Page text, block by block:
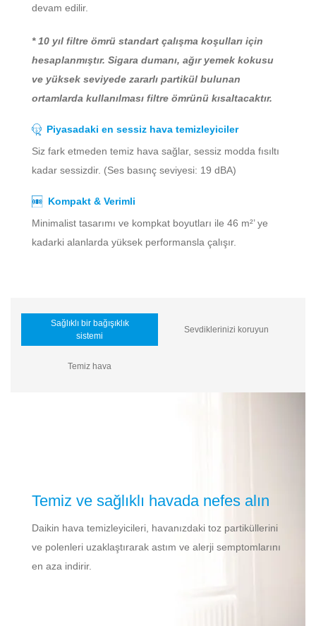
devam edilir.
* 10 yıl filtre ömrü standart çalışma koşulları için
hesaplanmıştır. Sigara dumanı, ağır yemek kokusu
ve yüksek seviyede zararlı partikül bulunan
ortamlarda kullanılması filtre ömrünü kısaltacaktır.
Piyasadaki en sessiz hava temizleyiciler
Siz fark etmeden temiz hava sağlar, sessiz modda fısıltı
kadar sessizdir. (Ses basınç seviyesi: 19 dBA)
Kompakt & Verimli
Minimalist tasarımı ve kompkat boyutları ile 46 m²’ ye
kadarki alanlarda yüksek performansla çalışır.
Sağlıklı bir bağışıklık
sistemi
Sevdiklerinizi koruyun
Temiz hava
Temiz ve sağlıklı havada nefes alın
Daikin hava temizleyicileri, havanızdaki toz partiküllerini
ve polenleri uzaklaştırarak astım ve alerji semptomlarını
en aza indirir.